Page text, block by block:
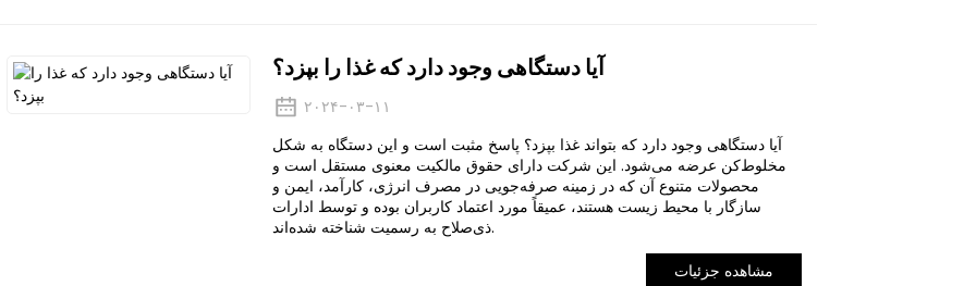
آیا دستگاهی وجود دارد که غذا را بپزد؟
۲۰۲۴-۰۳-۱۱
آیا دستگاهی وجود دارد که بتواند غذا بپزد؟ پاسخ مثبت است و این دستگاه به شکل
مخلوط‌کن عرضه می‌شود. این شرکت دارای حقوق مالکیت معنوی مستقل است و
محصولات متنوع آن که در زمینه صرفه‌جویی در مصرف انرژی، کارآمد، ایمن و
سازگار با محیط زیست هستند، عمیقاً مورد اعتماد کاربران بوده و توسط ادارات
ذی‌صلاح به رسمیت شناخته شده‌اند.
مشاهده جزئیات